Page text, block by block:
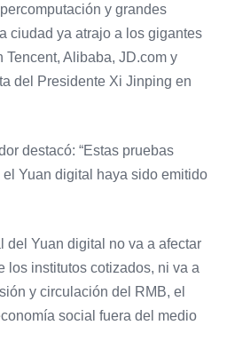
y grandes
ciudad ya atrajo a los gigantes
Alibaba, JD.com y
del Presidente Xi Jinping en
destacó: “Estas pruebas
Yuan digital haya sido emitido
del Yuan digital no va a afectar
los institutos cotizados, ni va a
y circulación del RMB, el
social fuera del medio